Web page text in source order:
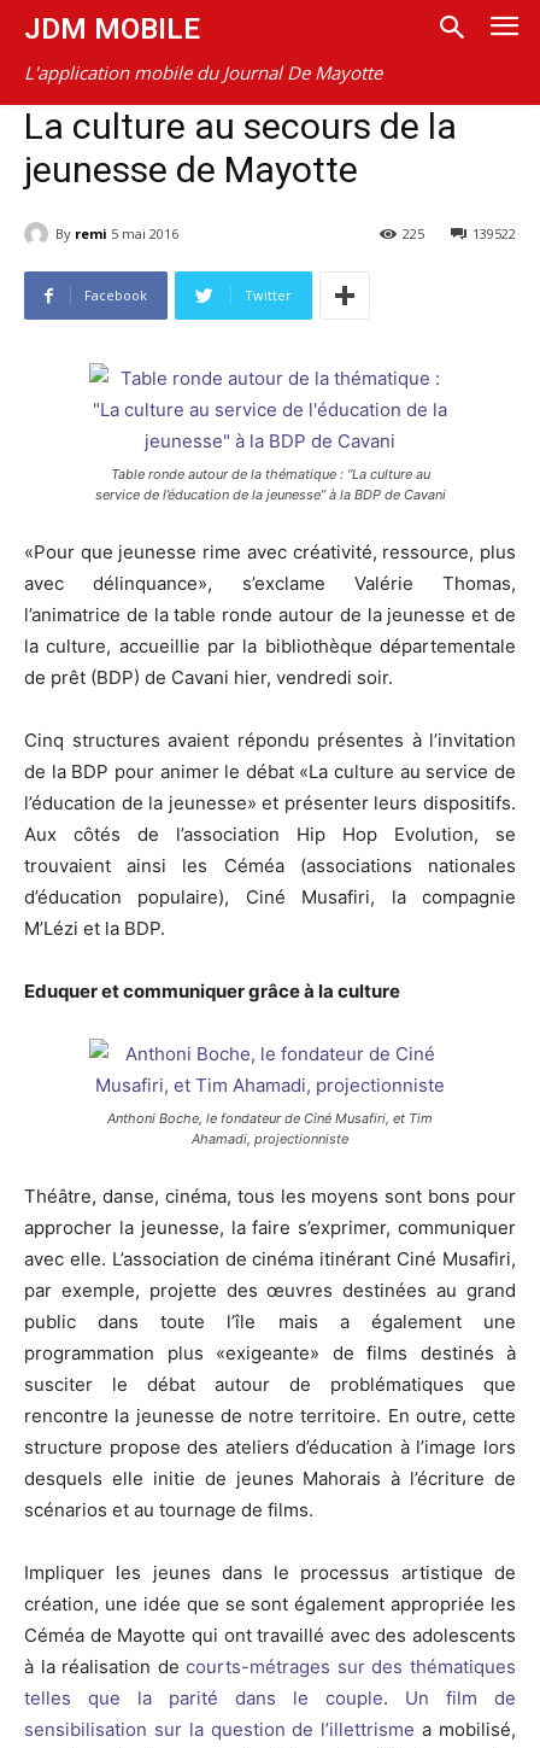
JDM MOBILE
L'application mobile du Journal De Mayotte
La culture au secours de la
jeunesse de Mayotte
By remi 5 mai 2016 139522
225
Facebook Twitter
Table ronde autour de la thématique : “La culture au
service de l’éducation de la jeunesse” à la BDP de Cavani
«Pour que jeunesse ­rime avec créativité, ressource, plus
avec délinquance», s’exclame Valérie Thomas,
l’animatrice de la table ronde autour de la jeunesse et de
la culture, accueillie par la bibliothèque départementale
de prêt (BDP) de Cavani hier, vendredi soir.
Cinq structures avaient répondu présentes à l’invitation
de la BDP pour animer le débat «La culture au service de
l’éducation de la jeunesse» et présenter leurs dispositifs.
Aux côtés de l’association Hip Hop Evolution, se
trouvaient ainsi les Céméa (associations nationales
d’éducation populaire), Ciné Musafiri, la compagnie
M’Lézi et la BDP.
Eduquer et communiquer grâce à la culture
Anthoni Boche, le fondateur de Ciné Musafiri, et Tim
Ahamadi, projectionniste
Théâtre, danse, cinéma, tous les moyens sont bons pour
approcher la jeunesse, la faire s’exprimer, communiquer
avec elle. L’association de cinéma itinérant Ciné Musafiri,
par exemple, projette des œuvres destinées au grand
public dans toute l’île mais a également une
programmation plus «exigeante» de films destinés à
susciter le débat autour de problématiques que
rencontre la jeunesse de notre territoire. En outre, cette
structure propose des ateliers d’éducation à l’image lors
desquels elle initie de jeunes Mahorais à l’écriture de
scénarios et au tournage de films.
Impliquer les jeunes dans le processus artistique de
création, une idée que se sont également appropriée les
Céméa de Mayotte qui ont travaillé avec des adolescents
à la réalisation decourts-métrages sur des thématiques
telles que la parité dans le couple. Un film de
sensibilisation sur la question de l’illettrisme a mobilisé,